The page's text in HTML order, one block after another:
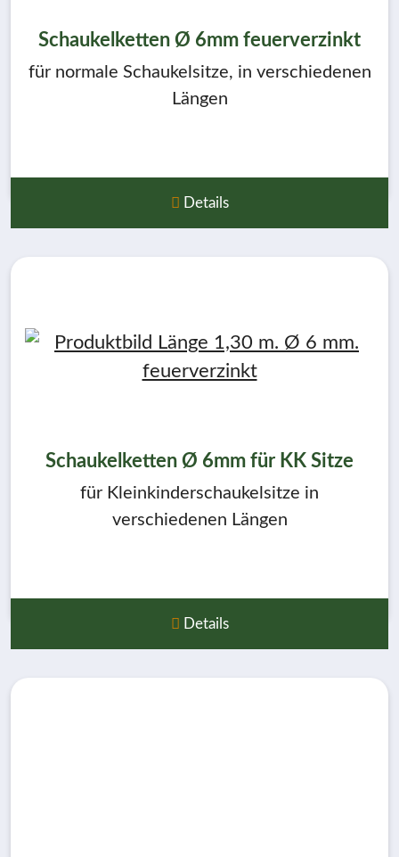
Schaukelketten Ø 6mm feuerverzinkt
für normale Schaukelsitze, in verschiedenen
Längen
Details
Schaukelketten Ø 6mm für KK Sitze
für Kleinkinderschaukelsitze in
verschiedenen Längen
Details